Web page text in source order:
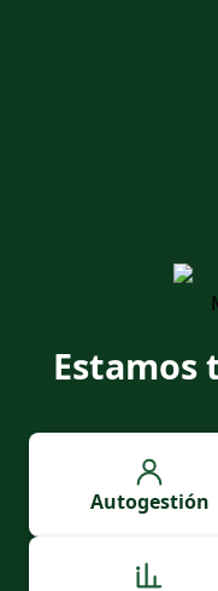
Estamos
Autogestión